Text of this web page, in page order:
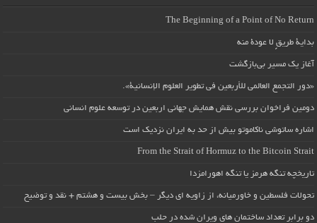
The Beginning of a Point of No Return
بداية طريقٍ لا عودة منه
آغاز یک مسیر بی‌بازگشت
«دور التجمع العالمي للأربعين في تطوير العلوم الإنسانية».
دومین فراخوان بررسی نقش همایش جهانی اربعین در توسعه علوم انسانی
اشاره ساتوشی ناکاموتو بیش از حد به ایران نزدیک است
From the Strait of Hormuz to the Bitcoin Strait
تاریخچه تنگه هرمز یا تنگه اهورامزدا
تحولات فلسطین و خاورمیانه، از زاویه ای دیگر – بخش بیست و هشتم + نقد و توضیح
دو برابر تعداد ساختمان های ویران شده در حلب